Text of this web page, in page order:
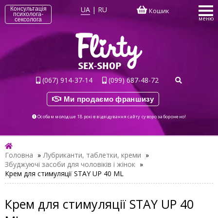
Консультація
психолога-
сексолога
UA | RU Кошик
меню
(067) 914-37-14 (099) 687-48-72
Ми продаємо франшизу
Особам молодше 18 років відвідування сайту суворо заборонено!
Головна » Лубриканти, таблетки, креми »
Збуджуючі засоби для чоловіків і жінок »
Крем для стимуляції STAY UP 40 ML
Крем для стимуляції STAY UP 40